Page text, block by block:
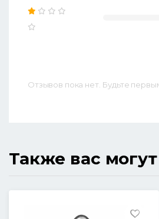
Отзывов пока нет. Будьте
Также вас